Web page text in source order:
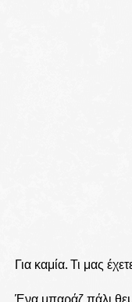
Για καμία. Τι μας